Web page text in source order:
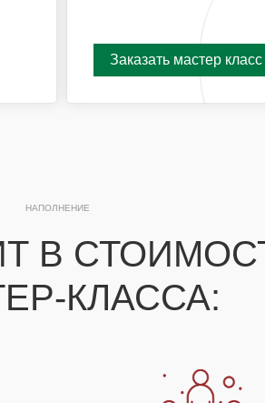
Заказать мастер класс
Заказать мастер класс
В
КЛАССА:
НАПОЛНЕНИЕ